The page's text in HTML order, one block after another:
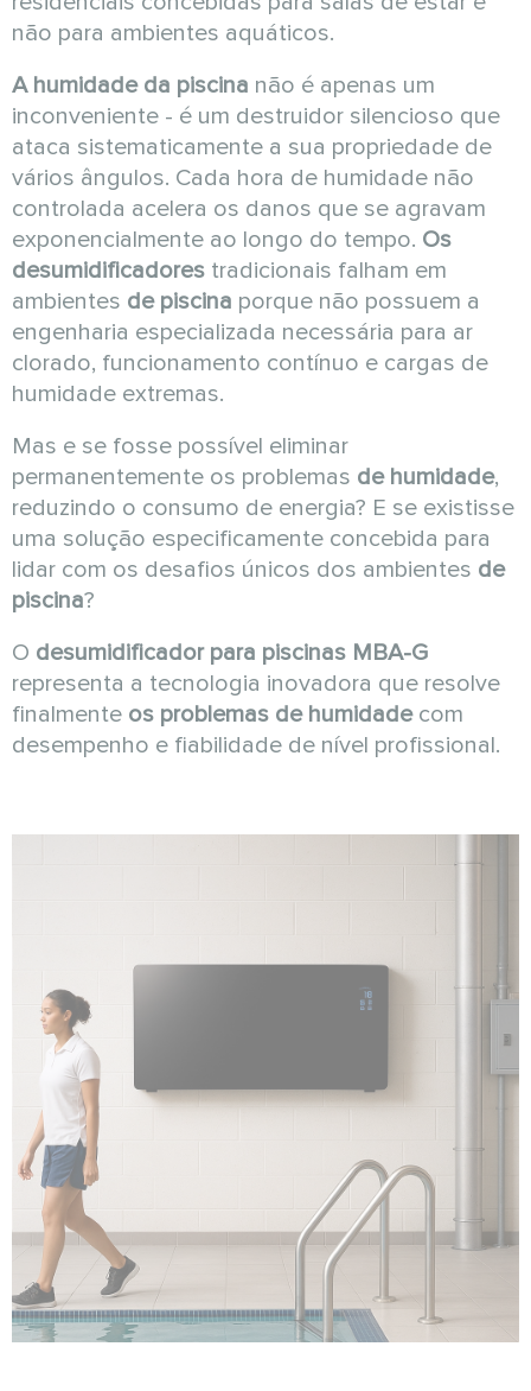
não para ambientes aquáticos.
A humidade da piscina não é apenas um
inconveniente - é um destruidor silencioso que
ataca sistematicamente a sua propriedade de
vários ângulos. Cada hora de humidade não
controlada acelera os danos que se agravam
exponencialmente ao longo do tempo. Os
desumidificadores tradicionais falham em
ambientes de piscina porque não possuem a
engenharia especializada necessária para ar
clorado, funcionamento contínuo e cargas de
humidade extremas.
Mas e se fosse possível eliminar
permanentemente os problemas de humidade,
reduzindo o consumo de energia? E se existisse
uma solução especificamente concebida para
lidar com os desafios únicos dos ambientes de
piscina?
O desumidificador para piscinas MBA-G
representa a tecnologia inovadora que resolve
finalmente os problemas de humidadecom
desempenho e fiabilidade de nível profissional.